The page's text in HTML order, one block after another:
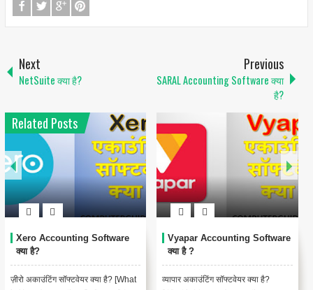
Next
NetSuite क्या है?
Previous
SARAL Accounting Software क्या
है?
Related Posts
Xero Accounting Software
क्या है?
ज़ीरो अकाउंटिंग सॉफ्टवेयर क्या है? [What
Vyapar Accounting Software
क्या है ?
व्यापार अकाउंटिंग सॉफ्टवेयर क्या है?